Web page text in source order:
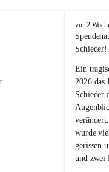
B
u
c
-
S
t
.
M
a
g
d
a
vor 2
Schieder!
Ein
2026 das
Schieder
wurde
gerissen
und zwei